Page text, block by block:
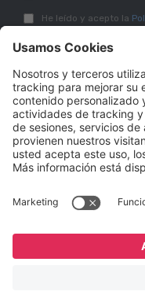
He leído y acepto la
English